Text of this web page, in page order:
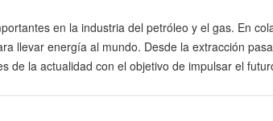
en la industria del petróleo y el gas. En
llevar energía al mundo. Desde la extracción
de la actualidad con el objetivo de impulsar el